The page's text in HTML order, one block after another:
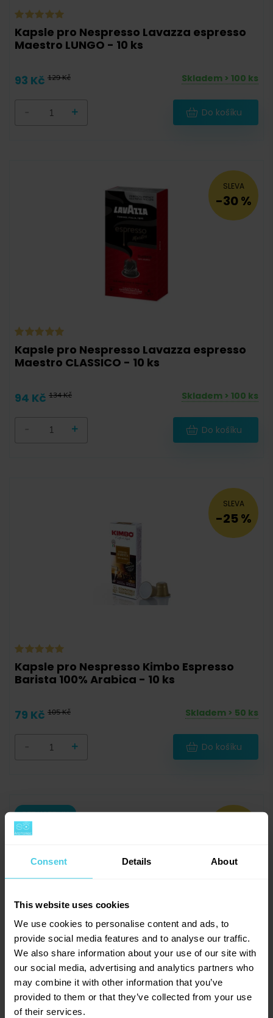
Consent Details About
This website uses cookies
We use cookies to personalise content and ads, to
provide social media features and to analyse our traffic.
We also share information about your use of our site with
our social media, advertising and analytics partners who
may combine it with other information that you’ve
provided to them or that they’ve collected from your use
of their services.
Lavazza BLUE
Senseo pody(17)
Lavazza Espresso Point
illy iperEspresso
Kapsle pro Nespresso Lavazza espresso
Maestro LUNGO - 10 ks
93 Kč 129 Kč Skladem > 100 ks
+ Do košíku
SLEVA
-30 %
Kapsle pro Nespresso Lavazza espresso
Maestro CLASSICO - 10 ks
94 Kč 134 Kč Skladem > 100 ks
+ Do košíku
SLEVA
-25 %
Kapsle pro Nespresso Kimbo Espresso
Barista 100% Arabica - 10 ks
79 Kč 105 Kč Skladem > 50 ks
+ Do košíku
BEZ KOFEINU
Kapsle pro Nespresso Lavazza espresso
Maestro DEK (bez kofeinu) - 10 ks